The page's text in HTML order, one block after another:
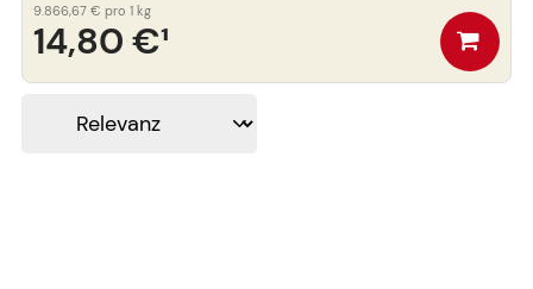
14,80 €¹
9.866,67 € pro 1 kg